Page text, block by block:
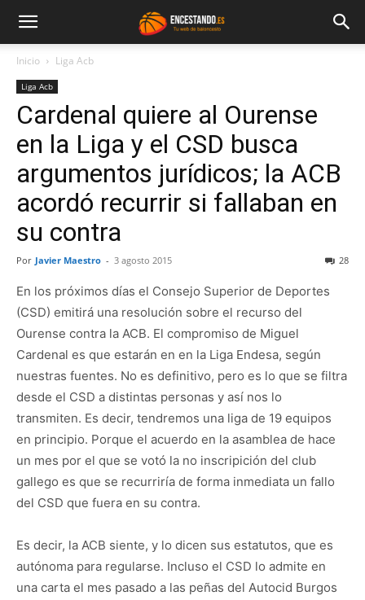
Inicio Liga Acb
Liga Acb
Cardenal quiere al Ourense
en la Liga y el CSD busca
argumentos jurídicos; la ACB
acordó recurrir si fallaban en
su contra
Por Javier Maestro - 3 agosto 2015 28
En los próximos días el Consejo Superior de Deportes
(CSD) emitirá una resolución sobre el recurso del
Ourense contra la ACB. El compromiso de Miguel
Cardenal es que estarán en en la Liga Endesa, según
nuestras fuentes. No es definitivo, pero es lo que se filtra
desde el CSD a distintas personas y así nos lo
transmiten. Es decir, tendremos una liga de 19 equipos
en principio. Porque el acuerdo en la asamblea de hace
un mes por el que se votó la no inscripición del club
gallego es que se recurriría de forma inmediata un fallo
del CSD que fuera en su contra.
Es decir, la ACB siente, y lo dicen sus estatutos, que es
autónoma para regularse. Incluso el CSD lo admite en
una carta el mes pasado a las peñas del Autocid Burgos